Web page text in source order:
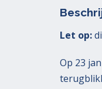
Let op:
Op 23